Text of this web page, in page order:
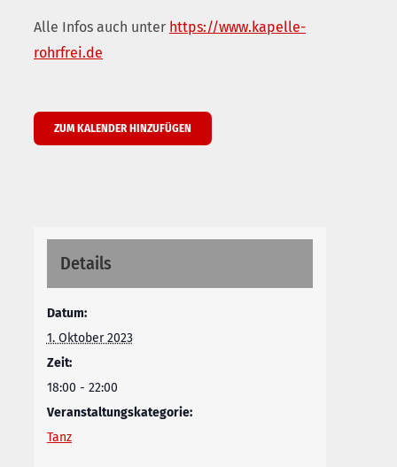
Alle Infos auch unter https://www.kapelle-
rohrfrei.de
ZUM KALENDER HINZUFÜGEN
Details
Datum:
1. Oktober 2023
Zeit:
18:00 - 22:00
Veranstaltungskategorie:
Tanz